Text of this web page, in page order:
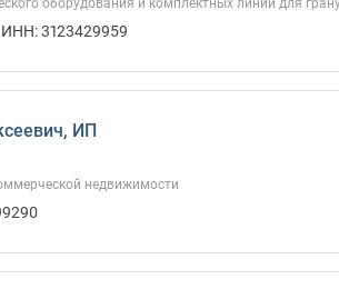
оборудования и комплектных линий для
ИНН: 3123429959
ИП
недвижимости